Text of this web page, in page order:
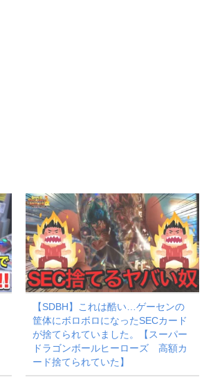
【SDBH】これは酷い…ゲーセンの
筐体にボロボロになったSECカード
が捨てられていました。【スーパー
ドラゴンボールヒーローズ 高額カ
ード捨てられていた】